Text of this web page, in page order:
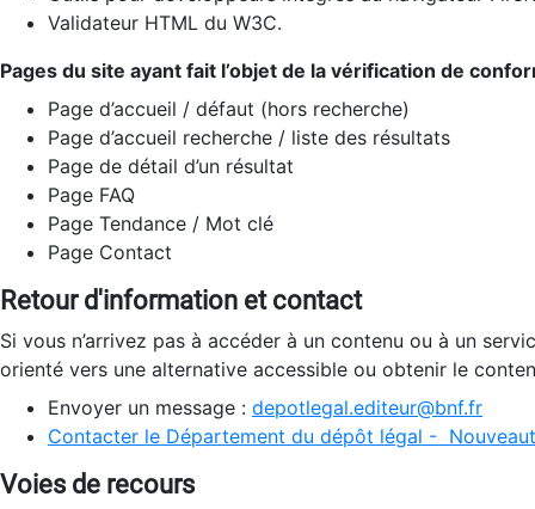
Validateur HTML du W3C.
Pages du site ayant fait l’objet de la vérification de
Page d’accueil / défaut (hors recherche)
Page d’accueil recherche / liste des résultats
Page de détail d’un résultat
Page FAQ
Page Tendance / Mot clé
Page Contact
Retour d'information et contact
Si vous n’arrivez pas à accéder à un contenu ou à un
orienté vers une alternative accessible ou obtenir le
Envoyer un message : depotlegal.editeur@bnf.fr
Contacter le Département du dépôt légal -
Voies de recours